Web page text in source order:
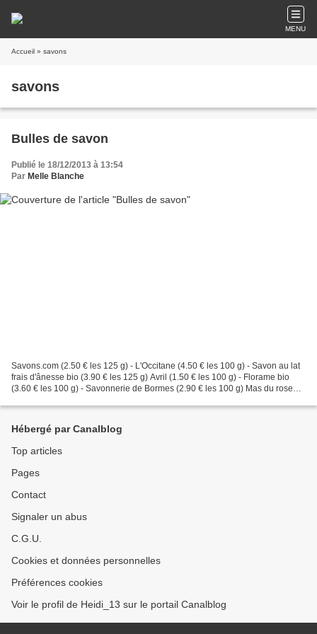
MENU
Accueil » savons
savons
Bulles de savon
Publié le 18/12/2013 à 13:54
Par Melle Blanche
Savons.com (2.50 € les 125 g) - L'Occitane (4.50 € les 100 g) - Savon au lat
frais d'ânesse bio (3.90 € les 125 g) Avril (1.50 € les 100 g) - Florame bio
(3.60 € les 100 g) - Savonnerie de Bormes (2.90 € les 100 g) Mas du roseau
Hébergé par Canalblog
Top articles
Pages
Contact
Signaler un abus
C.G.U.
Cookies et données personnelles
Préférences cookies
Voir le profil de Heidi_13 sur le portail Canalblog